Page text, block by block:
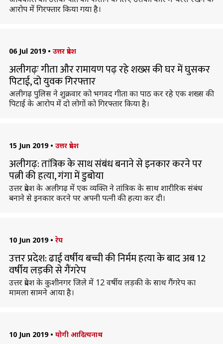
आरोप में गिरफ्तार किया गया है।
06 Jul 2019 • उत्तर प्रदेश
अलीगढ़ः गीता और रामायण पढ़ रहे शख्स की घर में घुसकर
पिटाई, दो युवक गिरफ्तार
अलीगढ़ पुलिस ने शुक्रवार को भगवद गीता का पाठ कर रहे एक शख्स की
पिटाई के आरोप में दो लोगों को गिरफ्तार किया है।
15 Jun 2019 • उत्तर प्रदेश
अलीगढ़: तांत्रिक के साथ संबंध बनाने से इनकार करने पर
पत्नी की हत्या, गंगा में डुबोया
उत्तर प्रदेश के अलीगढ़ में एक व्यक्ति ने तांत्रिक के साथ शारीरिक संबंध
बनाने से इनकार करने पर अपनी पत्नी की हत्या कर दी।
10 Jun 2019 • रेप
उत्तर प्रदेश: ढाई वर्षीय बच्ची की निर्मम हत्या के बाद अब 12
वर्षीय लड़की से गैंगरेप
उत्तर प्रदेश के कुशीनगर जिले में 12 वर्षीय लड़की के साथ गैंगरेप का
मामला सामने आया है।
10 Jun 2019 • योगी आदित्यनाथ